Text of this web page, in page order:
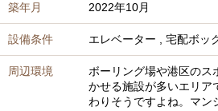
築年月 2022年10月
設備条件 エレベーター 宅配ボッ
周辺環境
ボーリング場や港区のス
かせる施設が多いエリア
わりそうですよね。マン